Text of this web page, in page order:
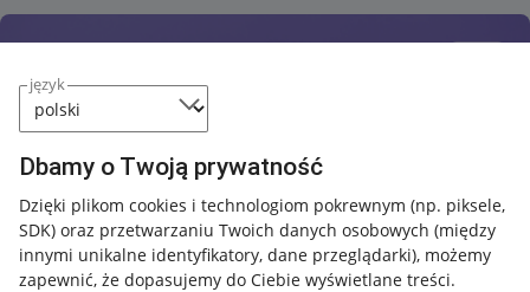
język
Dbamy o Twoją prywatność
Dzięki plikom cookies i technologiom pokrewnym (np. piksele,
SDK) oraz przetwarzaniu Twoich danych osobowych (między
innymi unikalne identyfikatory, dane przeglądarki), możemy
zapewnić, że dopasujemy do Ciebie wyświetlane treści.